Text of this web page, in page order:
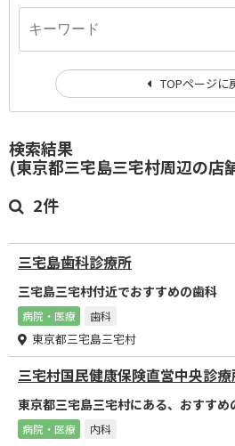
検索結果
(東京都三宅島三宅村周辺の店
2件
三宅島歯科診療所
三宅島三宅村付近でおすすめの歯科
病院・医療 歯科
東京都三宅島三宅村
三宅村国民健康保険直営中央診
東京都三宅島三宅村にある、おすすめ
病院・医療 内科
TOPページに